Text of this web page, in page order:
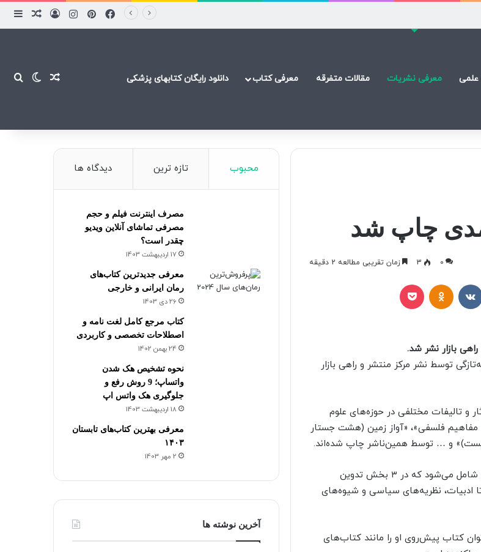
فیسبوکپینتریستاینستاگرام
ورود
علمی معرفی نشریات مقالات متفرقه معرفی کتاب دانلود رایگان کتابهای پزشکی نوشتهتغییر
چاپ شد
0
3 زمان تقریبی مطالعه 2 دقیقه
بازار نشر شد.
توسط نشر مرکز منتشر و راهی بازار
و پژوهشگر متولد سال ۱۳۲۷ است که آثار و تالیفات مختلفی در حوزه‌های علوم
فلسفی»، «آواز زمین (هشت جستار
و … توسط همین‌ناشر چاپ شده‌اند.
کتاب «نوشته‌های دیگر» هم تعدادی از مقالات و نوشته‌های احمدی را شامل می‌شود که در ۳ بخش تدوین
تا ادبیات، نظریه‌های سیاسی و شیوه‌های
کتاب پیش‌روی او را مانند کتاب‌های
محبوب تازه ترین دیدگاه ها
مصرف اینترنت فیلم و حجم
مصرفی تماشای آنلاین ویدیو
چقدر است؟
17 اردیبهشت 1403
معرفی جدیدترین کتاب‌های
رمان ایرانی و خارجی
26 دی 1403
کتاب مرجع کامل لغت نامه و
اصطلاحات تخصصی و کاربردی
24 بهمن 1402
نحوه تشخیص هک شدن
واتساپ؛ 9 روش رفع و
جلوگیری هک واتس اپ
18 اردیبهشت 1403
معرفی بهترین کتاب‌های تابستان
۱۴۰۳
2 مهر 1403
آخرین نوشته ها